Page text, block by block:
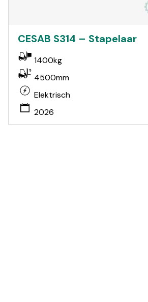
CESAB S314 – Stapelaar
1400kg
4500mm
Elektrisch
2026